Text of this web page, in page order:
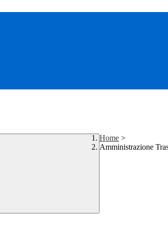
Home >
Amministrazione